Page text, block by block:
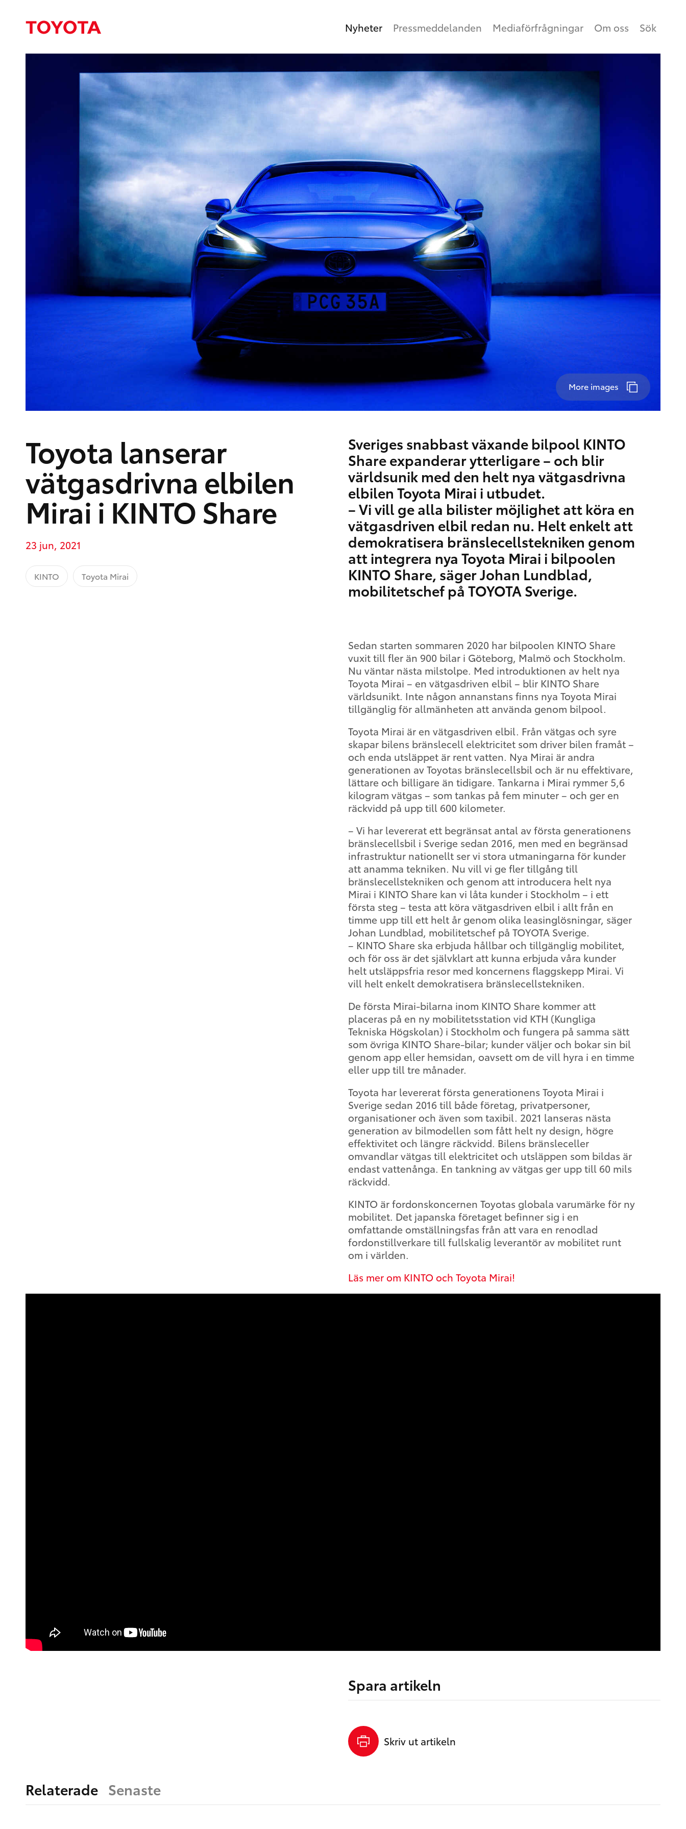
Nyheter Pressmeddelanden Mediaförfrågningar Om oss Sök
More images
Toyota lanserar
vätgasdrivna elbilen
Mirai i KINTO Share
23 jun, 2021
KINTO Toyota Mirai
Sveriges snabbast växande bilpool KINTO
Share expanderar ytterligare – och blir
världsunik med den helt nya vätgasdrivna
elbilen Toyota Mirai i utbudet.
– Vi vill ge alla bilister möjlighet att köra en
vätgasdriven elbil redan nu. Helt enkelt att
demokratisera bränslecellstekniken genom
att integrera nya Toyota Mirai i bilpoolen
KINTO Share, säger Johan Lundblad,
mobilitetschef på TOYOTA Sverige.
Sedan starten sommaren 2020 har bilpoolen KINTO Share
vuxit till fler än 900 bilar i Göteborg, Malmö och Stockholm.
Nu väntar nästa milstolpe. Med introduktionen av helt nya
Toyota Mirai – en vätgasdriven elbil – blir KINTO Share
världsunikt. Inte någon annanstans finns nya Toyota Mirai
tillgänglig för allmänheten att använda genom bilpool.
Toyota Mirai är en vätgasdriven elbil. Från vätgas och syre
skapar bilens bränslecell elektricitet som driver bilen framåt –
och enda utsläppet är rent vatten. Nya Mirai är andra
generationen av Toyotas bränslecellsbil och är nu effektivare,
lättare och billigare än tidigare. Tankarna i Mirai rymmer 5,6
kilogram vätgas – som tankas på fem minuter – och ger en
räckvidd på upp till 600 kilometer.
– Vi har levererat ett begränsat antal av första generationens
bränslecellsbil i Sverige sedan 2016, men med en begränsad
infrastruktur nationellt ser vi stora utmaningarna för kunder
att anamma tekniken. Nu vill vi ge fler tillgång till
bränslecellstekniken och genom att introducera helt nya
Mirai i KINTO Share kan vi låta kunder i Stockholm – i ett
första steg – testa att köra vätgasdriven elbil i allt från en
timme upp till ett helt år genom olika leasinglösningar, säger
Johan Lundblad, mobilitetschef på TOYOTA Sverige.
– KINTO Share ska erbjuda hållbar och tillgänglig mobilitet,
och för oss är det självklart att kunna erbjuda våra kunder
helt utsläppsfria resor med koncernens flaggskepp Mirai. Vi
vill helt enkelt demokratisera bränslecellstekniken.
De första Mirai-bilarna inom KINTO Share kommer att
placeras på en ny mobilitetsstation vid KTH (Kungliga
Tekniska Högskolan) i Stockholm och fungera på samma sätt
som övriga KINTO Share-bilar; kunder väljer och bokar sin bil
genom app eller hemsidan, oavsett om de vill hyra i en timme
eller upp till tre månader.
Toyota har levererat första generationens Toyota Mirai i
Sverige sedan 2016 till både företag, privatpersoner,
organisationer och även som taxibil. 2021 lanseras nästa
generation av bilmodellen som fått helt ny design, högre
effektivitet och längre räckvidd. Bilens bränsleceller
omvandlar vätgas till elektricitet och utsläppen som bildas är
endast vattenånga. En tankning av vätgas ger upp till 60 mils
räckvidd.
KINTO är fordonskoncernen Toyotas globala varumärke för ny
mobilitet. Det japanska företaget befinner sig i en
omfattande omställningsfas från att vara en renodlad
fordonstillverkare till fullskalig leverantör av mobilitet runt
om i världen.
Läs mer om KINTO och Toyota Mirai!
Spara artikeln
Skriv ut artikeln
Relaterade Senaste